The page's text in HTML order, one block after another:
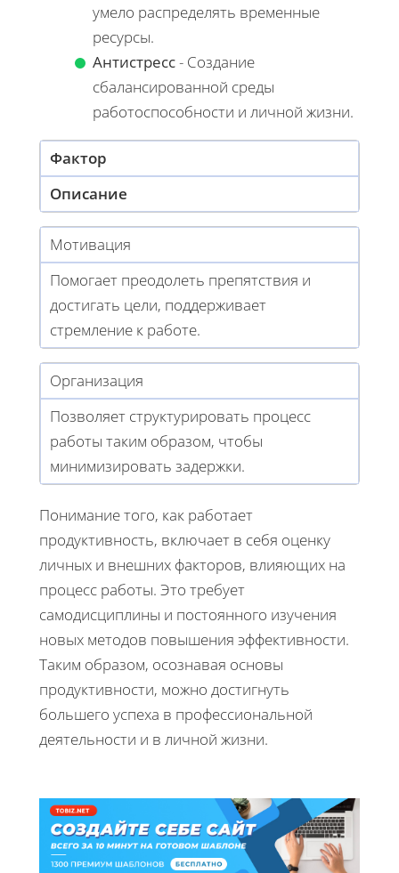
умело распределять временные
ресурсы.
Антистресс- Создание
сбалансированной среды
работоспособности и личной жизни.
Фактор
Описание
Мотивация
Помогает преодолеть препятствия и
достигать цели, поддерживает
стремление к работе.
Организация
Позволяет структурировать процесс
работы таким образом, чтобы
минимизировать задержки.
Понимание того, как работает
продуктивность, включает в себя оценку
личных и внешних факторов, влияющих на
процесс работы. Это требует
самодисциплины и постоянного изучения
новых методов повышения эффективности.
Таким образом, осознавая основы
продуктивности, можно достигнуть
большего успеха в профессиональной
деятельности и в личной жизни.